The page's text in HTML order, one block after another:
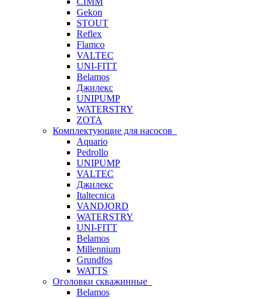
Gekon
STOUT
Reflex
Flamco
VALTEC
UNI-FITT
Belamos
Джилекс
UNIPUMP
WATERSTRY
ZOTA
Комплектующие для насосов
Aquario
Pedrollo
UNIPUMP
VALTEC
Джилекс
Italtecnica
VANDJORD
WATERSTRY
UNI-FITT
Belamos
Millennium
Grundfos
WATTS
Оголовки скважинные
Belamos